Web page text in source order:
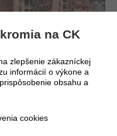
FIRST
na CK
zlepšenie zákazníckej
informácií o výkone a
obsahu a
cookies